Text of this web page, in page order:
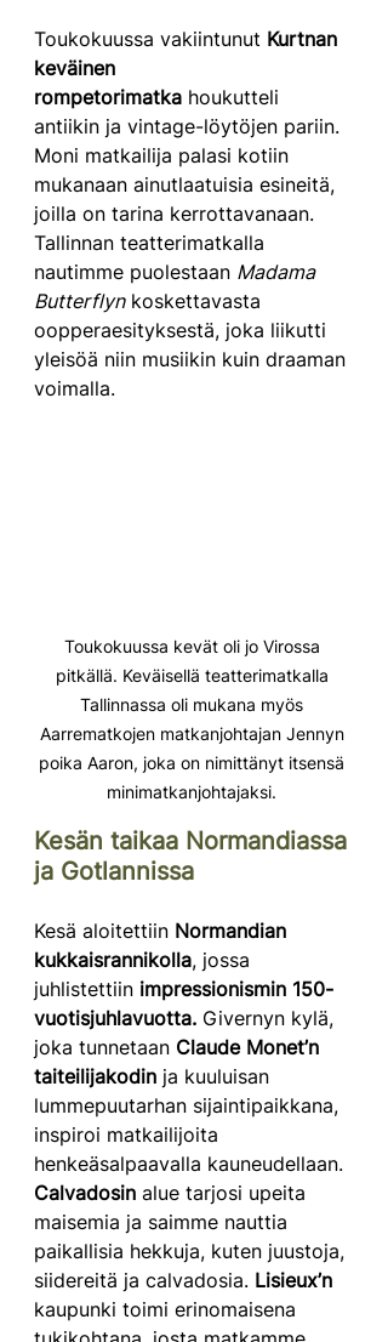
Toukokuussa vakiintunut Kurtnan
keväinen
rompetorimatka houkutteli
antiikin ja vintage-löytöjen pariin.
Moni matkailija palasi kotiin
mukanaan ainutlaatuisia esineitä,
joilla on tarina kerrottavanaan.
Tallinnan teatterimatkalla
nautimme puolestaan Madama
Butterflyn koskettavasta
oopperaesityksestä, joka liikutti
yleisöä niin musiikin kuin draaman
voimalla.
Toukokuussa kevät oli jo Virossa
pitkällä. Keväisellä teatterimatkalla
Tallinnassa oli mukana myös
Aarrematkojen matkanjohtajan Jennyn
poika Aaron, joka on nimittänyt itsensä
minimatkanjohtajaksi.
Kesän taikaa Normandiassa
ja Gotlannissa
Kesä aloitettiin Normandian
kukkaisrannikolla, jossa
juhlistettiin impressionismin 150-
vuotisjuhlavuotta. Givernyn kylä,
joka tunnetaan Claude Monet’n
taiteilijakodin ja kuuluisan
lummepuutarhan sijaintipaikkana,
inspiroi matkailijoita
henkeäsalpaavalla kauneudellaan.
Calvadosin alue tarjosi upeita
maisemia ja saimme nauttia
paikallisia hekkuja, kuten juustoja,
siidereitä ja calvadosia. Lisieux’n
kaupunki toimi erinomaisena